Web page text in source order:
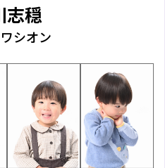
志穏
シオン